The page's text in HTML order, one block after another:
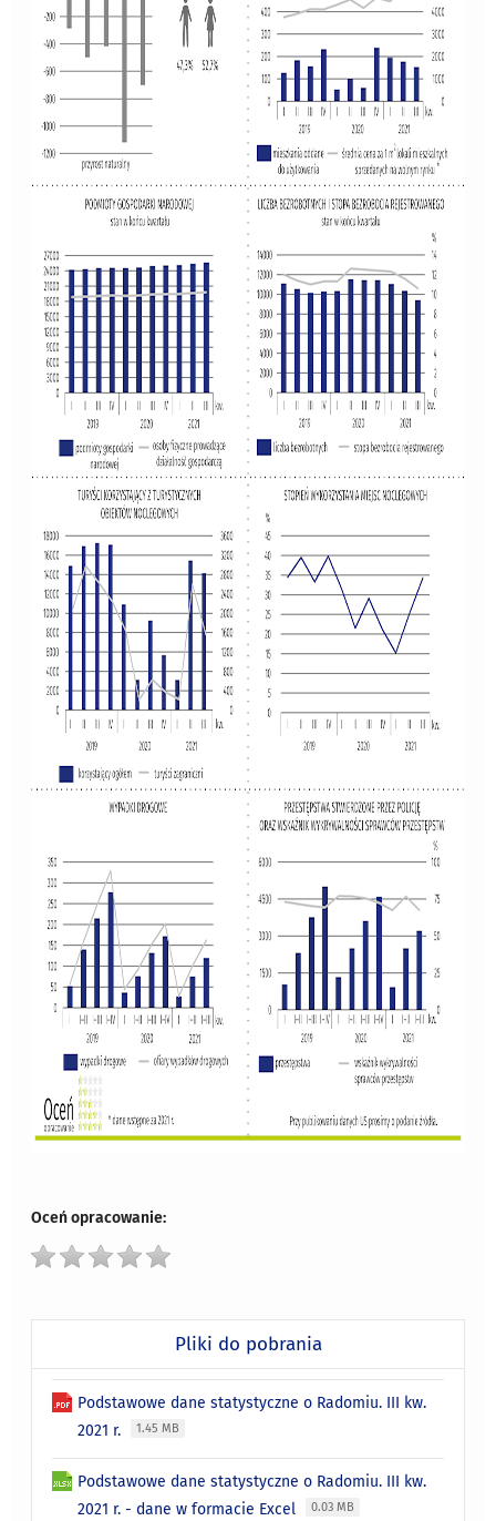
Oceń opracowanie:
Pliki do pobrania
Podstawowe dane statystyczne o Radomiu. III kw.
2021 r.
1.45 MB
Podstawowe dane statystyczne o Radomiu. III kw.
2021 r. - dane w formacie Excel
0.03 MB